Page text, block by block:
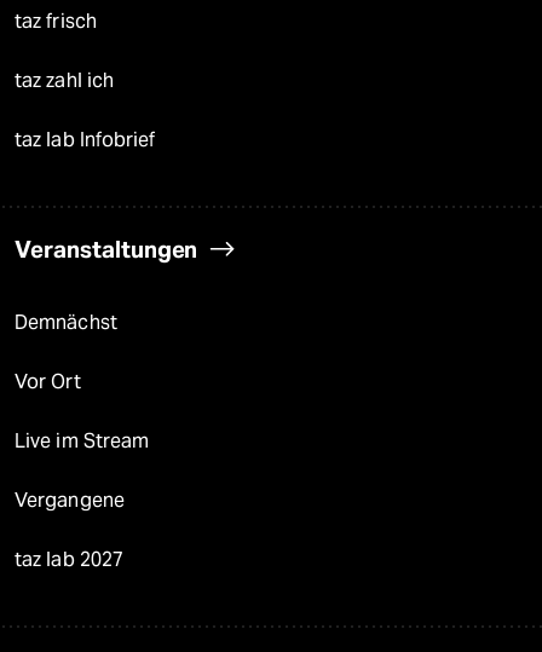
taz frisch
taz zahl ich
taz lab Infobrief
Veranstaltungen
Demnächst
Vor Ort
Live im Stream
Vergangene
taz lab 2027